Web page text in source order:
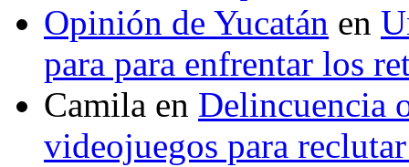
Opinión de Yucatán en
para para enfrentar los
Camila en Delincuencia
videojuegos para